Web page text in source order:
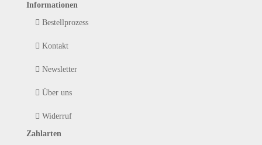
Informationen
Bestellprozess
Kontakt
Newsletter
Über uns
Widerruf
Zahlarten